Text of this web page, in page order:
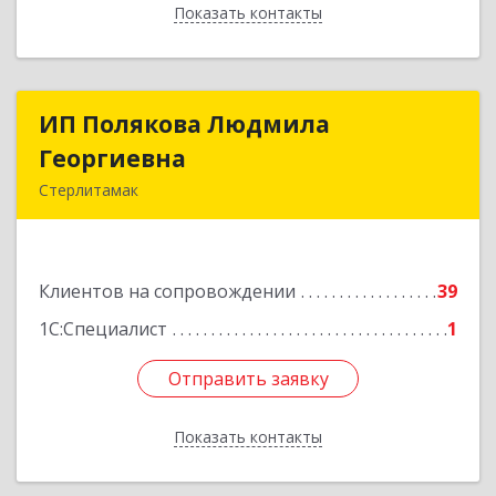
Показать контакты
Назад
ИП Полякова Людмила
Георгиевна
Стерлитамак
Клиентов на сопровождении
39
1С:Специалист
1
Отправить заявку
Показать контакты
ИП Полякова Людмила
Подробнее
Отправить заявку
Назад